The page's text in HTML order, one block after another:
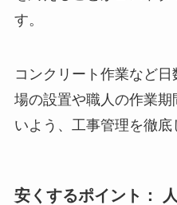
す。
コンクリート作業など
場の設置や職人の作業
いよう、工事管理を徹底
安くするポイント：